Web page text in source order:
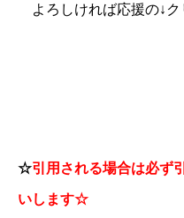
よろしければ応援の↓ク
☆引用される場合は必ず
いします☆